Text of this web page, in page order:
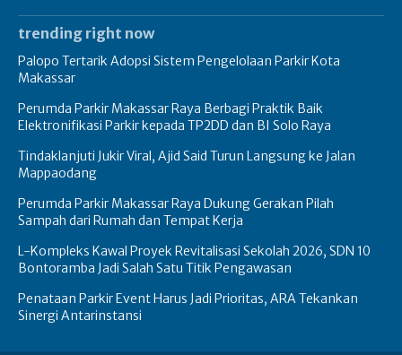
trending right now
Palopo Tertarik Adopsi Sistem Pengelolaan Parkir Kota
Makassar
Perumda Parkir Makassar Raya Berbagi Praktik Baik
Elektronifikasi Parkir kepada TP2DD dan BI Solo Raya
Tindaklanjuti Jukir Viral, Ajid Said Turun Langsung ke Jalan
Mappaodang
Perumda Parkir Makassar Raya Dukung Gerakan Pilah
Sampah dari Rumah dan Tempat Kerja
L-Kompleks Kawal Proyek Revitalisasi Sekolah 2026, SDN 10
Bontoramba Jadi Salah Satu Titik Pengawasan
Penataan Parkir Event Harus Jadi Prioritas, ARA Tekankan
Sinergi Antarinstansi